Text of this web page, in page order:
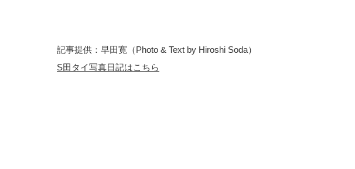
記事提供：早田寛（Photo & Text by Hiroshi Soda）
S田タイ写真日記はこちら